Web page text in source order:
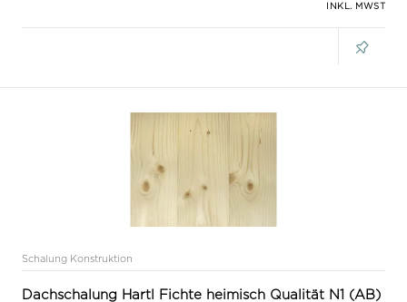
INKL. MWST
Schalung Konstruktion
Dachschalung Hartl Fichte heimisch Qualität N1 (AB)